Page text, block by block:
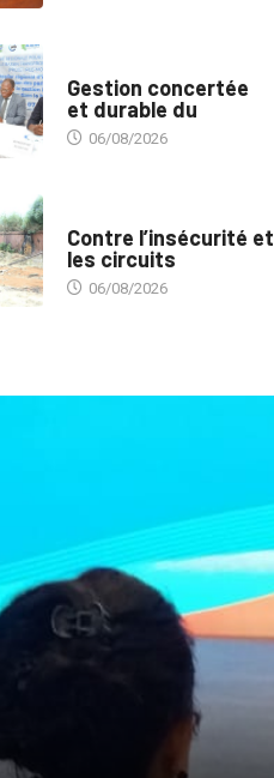
Gestion concertée
et durable du
06/08/2026
Contre l’insécurité et
les circuits
06/08/2026